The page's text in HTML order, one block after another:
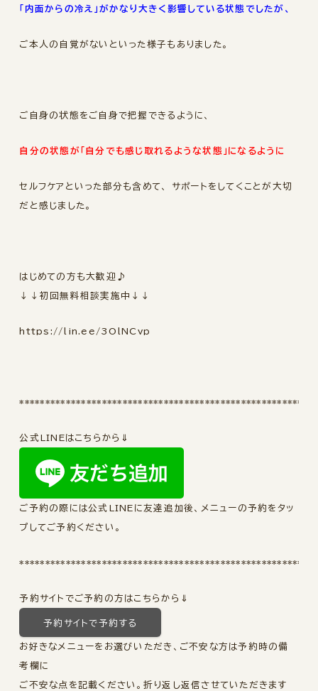
「内面からの冷え」がかなり大きく影響している状態でしたが、
ご本人の自覚がないといった様子もありました。
ご自身の状態をご自身で把握できるように、
自分の状態が「自分でも感じ取れるような状態」になるように
セルフケアといった部分も含めて、 サポートをしてくことが大切
だと感じました。
はじめての方も大歓迎♪
↓↓初回無料相談実施中↓↓
https://lin.ee/3OlNCvp
公式LINEはこちらから⇓
ご予約の際には公式LINEに友達追加後、メニューの予約をタッ
プしてご予約ください。
**********************************************************
予約サイトでご予約の方はこちらから⇓
予約サイトで予約する
お好きなメニューをお選びいただき、ご不安な方は予約時の備
考欄に
ご不安な点を記載ください。折り返し返信させていただきます